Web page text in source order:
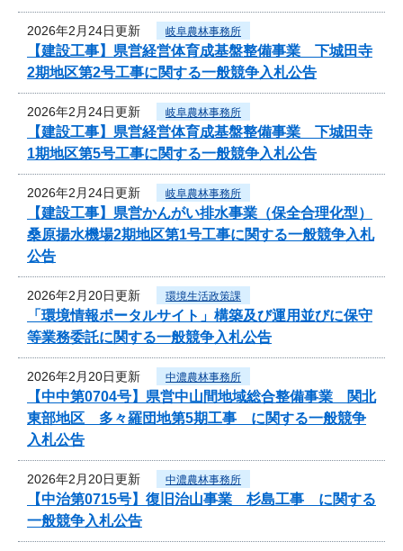
2026年2月24日更新 岐阜農林事務所
【建設工事】県営経営体育成基盤整備事業 下城田寺
2期地区第2号工事に関する一般競争入札公告
2026年2月24日更新 岐阜農林事務所
【建設工事】県営経営体育成基盤整備事業 下城田寺
1期地区第5号工事に関する一般競争入札公告
2026年2月24日更新 岐阜農林事務所
【建設工事】県営かんがい排水事業（保全合理化型）
桑原揚水機場2期地区第1号工事に関する一般競争入札
公告
2026年2月20日更新 環境生活政策課
「環境情報ポータルサイト」構築及び運用並びに保守
等業務委託に関する一般競争入札公告
2026年2月20日更新 中濃農林事務所
【中中第0704号】県営中山間地域総合整備事業 関北
東部地区 多々羅団地第5期工事 に関する一般競争
入札公告
2026年2月20日更新 中濃農林事務所
【中治第0715号】復旧治山事業 杉島工事 に関する
一般競争入札公告